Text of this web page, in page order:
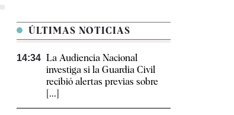
ÚLTIMAS NOTICIAS
14:34 La Audiencia Nacional
investiga si la Guardia Civil
recibió alertas previas sobre
[...]